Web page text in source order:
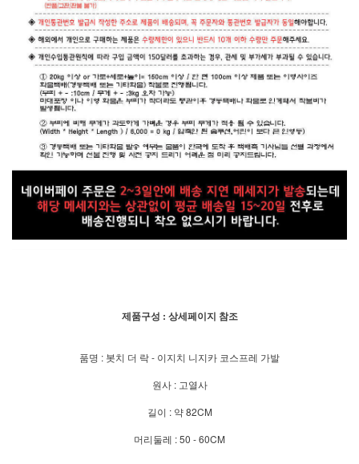
제품구성 : 상세페이지 참조
품명 : 봇치 더 락 - 이지치 니지카 코스프레 가발
원사 : 고열사
길이 : 약 82CM
머리둘레 : 50 - 60CM